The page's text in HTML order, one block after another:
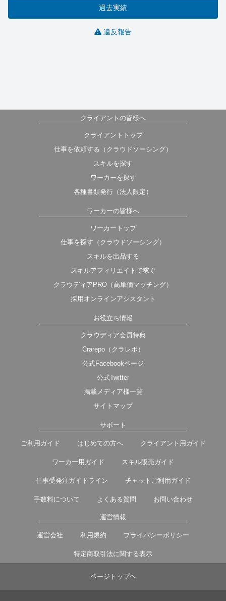
過去実績
違反報告
クライアントの皆様へ
クライアントトップ
仕事を依頼する（クラウドソーシング）
スキルを探す
ワーカーを探す
各種書類発行（法人限定）
ワーカーの皆様へ
ワーカートップ
仕事を探す（クラウドソーシング）
スキルを出品する
スキルアフィリエイトで稼ぐ
クラウディアPRO（高単価マッチング）
採用オンラインアシスタント
お役立ち情報
クラウディア会員特典
Crarepo（クラレポ）
公式Facebookページ
公式Twitter
掲載メディア様一覧
サイトマップ
サポート
ご利用ガイド はじめての方へ クライアント用ガイド
ワーカー用ガイド スキル販売ガイド
仕事受発注ガイドライン チャットご利用ガイド
手数料について よくある質問 お問い合わせ
運営情報
運営会社 利用規約 プライバシーポリシー
特定商取引法に関する表示
ページトップヘ